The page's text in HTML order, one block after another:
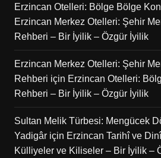
Erzincan Otelleri: Bölge Bölge
Erzincan Merkez Otelleri: Şehir
Rehberi – Bir İyilik – Özgür İyilik
Erzincan Merkez Otelleri: Şehir
Rehberi için Erzincan Otelleri:
Rehberi – Bir İyilik – Özgür İyilik
Sultan Melik Türbesi: Mengücek
Yadigâriçin Erzincan Tarihî ve
Külliyeler ve Kiliseler – Bir İyilik –